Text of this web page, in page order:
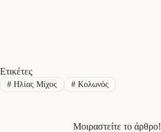
Ετικέτες
#Ηλίας Μίχος #Κολωνός
Μοιραστείτε το άρθρο!